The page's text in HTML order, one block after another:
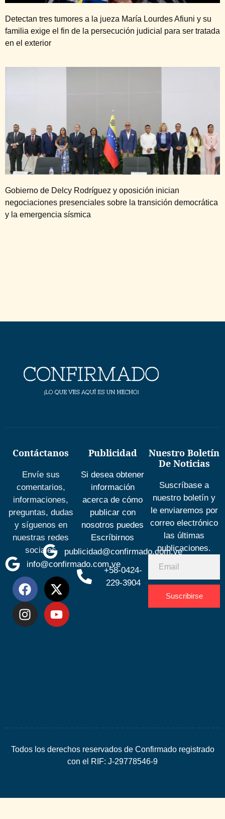
Detectan tres tumores a la jueza María Lourdes Afiuni y su
familia exige el fin de la persecución judicial para ser tratada
en el exterior
Gobierno de Delcy Rodríguez y oposición inician
negociaciones presenciales sobre la transición democrática
y la emergencia sísmica
Contáctanos
Envíe sus
comentarios,
informaciones,
preguntas, dudas
y síguenos en
nuestras redes
sociales
info@confirmado.com.ve
Publicidad
Si desea obtener
información
acerca de cómo
publicar con
nosotros puedes
Escríbirnos
publicidad@confirmado.com.ve
+58-0424-
229-3904
Nuestro Boletín
De Noticias
Suscríbase a
nuestro boletín y
le enviaremos por
correo electrónico
las últimas
publicaciones.
Suscribirse
Todos los derechos reservados de Confirmado registrado
con el RIF: J-29778546-9